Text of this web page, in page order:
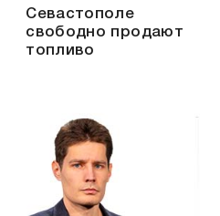
Севастополе
свободно продают
топливо